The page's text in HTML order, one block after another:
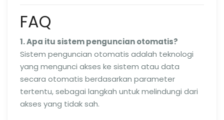
FAQ
1. Apa itu sistem penguncian otomatis?
Sistem penguncian otomatis adalah teknologi
yang mengunci akses ke sistem atau data
secara otomatis berdasarkan parameter
tertentu, sebagai langkah untuk melindungi dari
akses yang tidak sah.